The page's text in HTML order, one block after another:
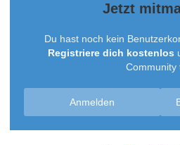
Jetzt
Du hast noch kein
Registriere dich kostenlos
Community
Anmelden